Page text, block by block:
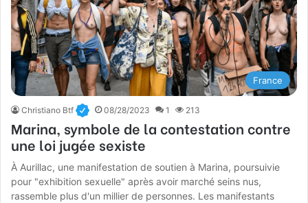
France
Christiano Btf 08/28/2023 1 213
Marina, symbole de la contestation contre
une loi jugée sexiste
À Aurillac, une manifestation de soutien à Marina, poursuivie
pour "exhibition sexuelle" après avoir marché seins nus,
rassemble plus d'un millier de personnes. Les manifestants